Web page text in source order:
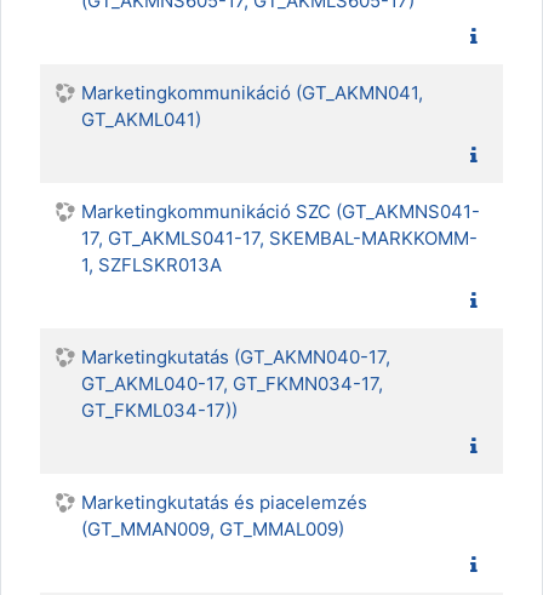
Marketingkommunikáció (GT_AKMN041,
GT_AKML041)
Marketingkommunikáció SZC (GT_AKMNS041-
17, GT_AKMLS041-17, SKEMBAL-MARKKOMM-
1, SZFLSKR013A
Marketingkutatás (GT_AKMN040-17,
GT_AKML040-17, GT_FKMN034-17,
GT_FKML034-17))
Marketingkutatás és piacelemzés
(GT_MMAN009, GT_MMAL009)